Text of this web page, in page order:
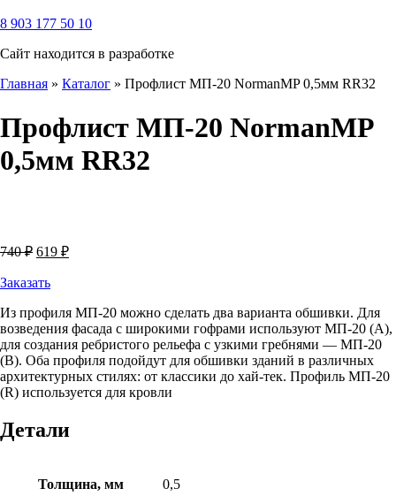
8 903 177 50 10
Сайт находится в разработке
Главная » Каталог » Профлист МП-20 NormanMP 0,5мм RR32
Профлист МП-20 NormanMP
0,5мм RR32
740₽ Первоначальная
составляла
619 ₽Текущая
Заказать
Из профиля МП-20 можно сделать два варианта обшивки. Для
возведения фасада с широкими гофрами используют МП-20 (А),
для создания ребристого рельефа с узкими гребнями — МП-20
(B). Оба профиля подойдут для обшивки зданий в различных
архитектурных стилях: от классики до хай-тек. Профиль МП-20
(R) используется для кровли
Детали
Толщина, мм 0,5